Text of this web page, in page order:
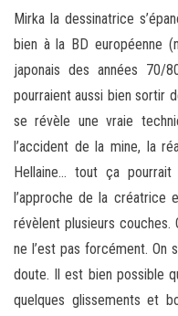
Mirka la dessinatrice
bien à la BD européenne
japonais des années 70/
pourraient aussi bien sortir
se révèle une vraie
l’accident de la mine, la
Hellaine… tout ça
l’approche de la créatrice
révèlent plusieurs couches.
ne l’est pas forcément. On
doute. Il est bien possible
quelques glissements et